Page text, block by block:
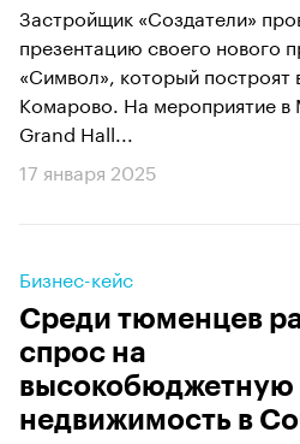
Застройщик «Создатели»
презентацию своего нового
«Символ», который построят
Комарово. На мероприятие в
Grand Hall...
17 января 2025
Бизнес-кейс
Среди тюменцев
спрос на
высокобюджетную
недвижимость в